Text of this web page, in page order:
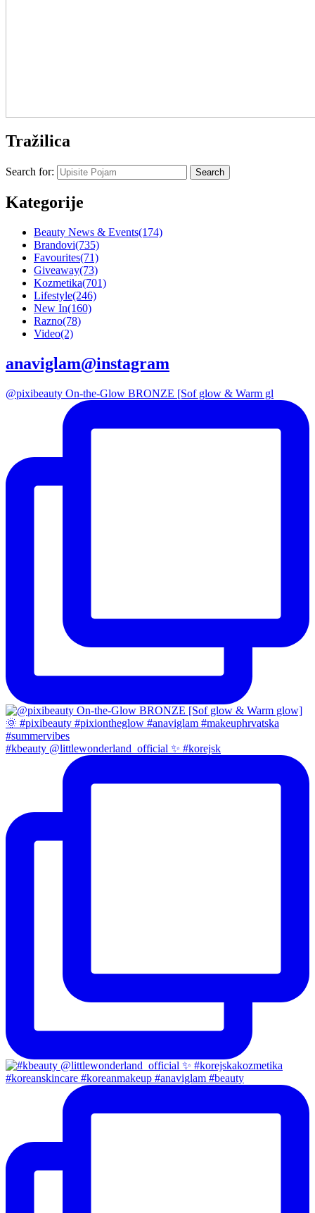
Tražilica
Search for:
Kategorije
Beauty News & Events(174)
Brandovi(735)
Favourites(71)
Giveaway(73)
Kozmetika(701)
Lifestyle(246)
New In(160)
Razno(78)
Video(2)
anaviglam@instagram
@pixibeauty On-the-Glow BRONZE [Sof glow & Warm gl
#kbeauty @littlewonderland_official ✨ #korejsk